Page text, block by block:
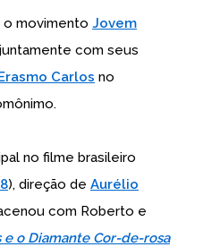
o movimento Jovem
com seus
Carlos no
no filme brasileiro
), direção de Aurélio
com Roberto e
e o Diamante Cor-de-rosa